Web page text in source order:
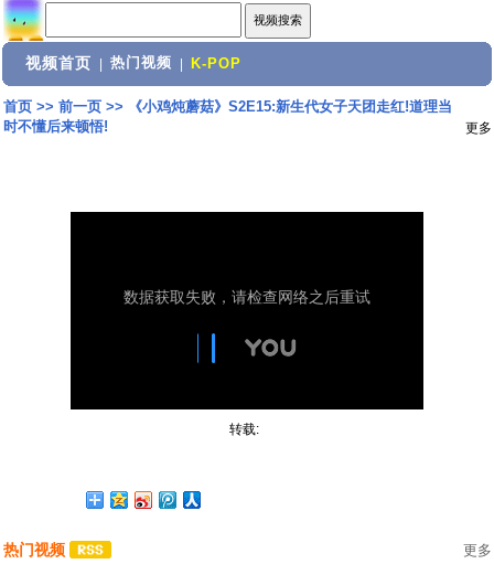
视频首页 热门视频 K-POP
首页>> 前一页>>
《小鸡炖蘑菇》S2E15:新生代女子天团走红!道理当
时不懂后来顿悟!
更多
转载:
热门视频 更多